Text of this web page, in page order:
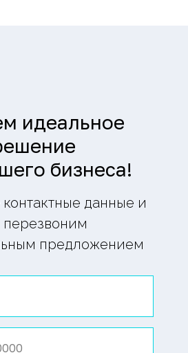
идеальное
бизнеса!
данные и
предложением